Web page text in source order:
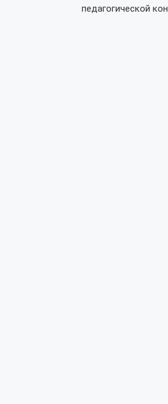
педагогической